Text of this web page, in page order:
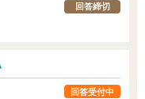
回答締切
回答受付中